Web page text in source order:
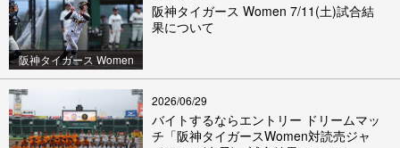
阪神タイガース Women
阪神タイガース Women 7/11(土)試合結
果について
2026/06/29
バイトするならエントリー ドリームマッ
チ「阪神タイガースWomen対読売ジャ